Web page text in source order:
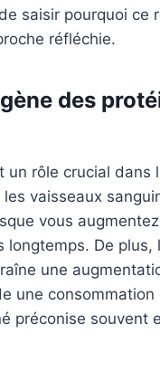
saisir pourquoi
réfléchie.
des
un rôle crucial dans
vaisseaux
vous
longtemps. De
une
une
préconise souvent